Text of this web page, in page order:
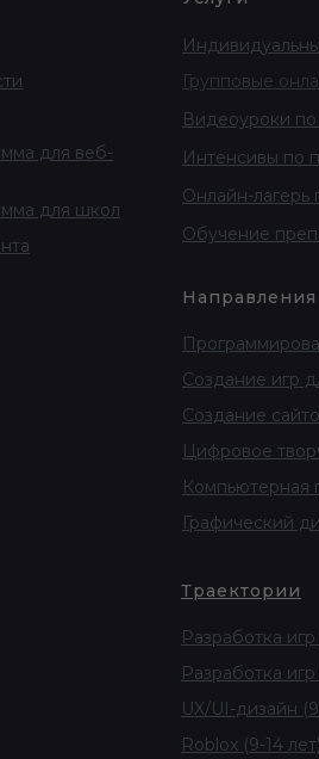
для веб-
для школ
Траектории
Разработка игр
UX/UI-дизайн
Roblox (9-14 лет)
Разработка игр
Видеоуроки
Интенсивы по
Групповые
Онлайн-лагерь
Обучение
Направления
Создание игр
Создание
Цифровое
Компьютерная
Графический